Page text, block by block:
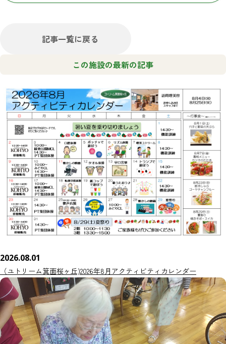
記事一覧に戻る
この施設の最新の記事
2026.08.01
（ユトリーム箕面桜ヶ丘)2026年8月アクティビティカレンダー